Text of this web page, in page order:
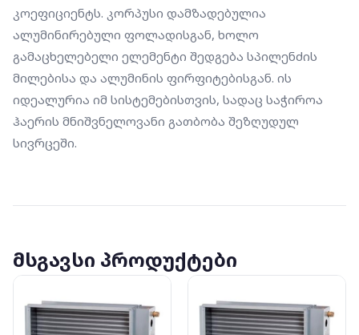
კოეფიციენტს. კორპუსი დამზადებულია
ალუმინირებული ფოლადისგან, ხოლო
გამაცხელებელი ელემენტი შედგება სპილენძის
მილებისა და ალუმინის ფირფიტებისგან. ის
იდეალურია იმ სისტემებისთვის, სადაც საჭიროა
ჰაერის მნიშვნელოვანი გათბობა შეზღუდულ
სივრცეში.
მსგავსი პროდუქტები